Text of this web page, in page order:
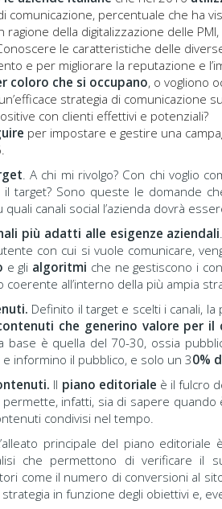
comunicazione, percentuale che ha
ragione della digitalizzazione delle
le caratteristiche delle
e per migliorare la reputazione e
coloro che si occupano, o vogliono
strategia di comunicazione
con clienti effettivi e potenziali?
per impostare e gestire una
. A chi mi rivolgo? Con chi voglio
il target? Sono queste le domande
canali social l’azienda dovrà
più adatti alle esigenze aziendali
con cui si vuole comunicare,
e gli algoritmi che ne gestiscono i
coerente all’interno della più ampia
Definito il target e scelti i canali, la
che generino valore per il
base è quella del 70-30, ossia
informino il pubblico, e solo un 30%
Il piano editoriale è il fulcro
infatti, sia di sapere
condivisi nel tempo.
principale del piano editoriale
che permettono di verificare il
come il numero di conversioni al
strategia in funzione degli obiettivi e,